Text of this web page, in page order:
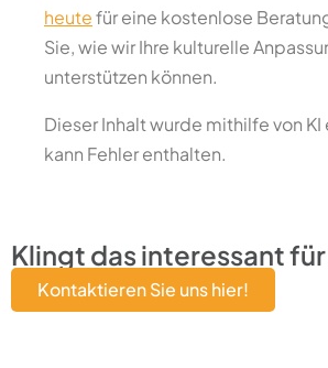
heutefür eine kostenlose
Sie, wie wir Ihre kulturelle
unterstützen können.
Dieser Inhalt wurde mithilfe von
kann Fehler enthalten.
Klingt das interessant für
Kontaktieren Sie uns hier!